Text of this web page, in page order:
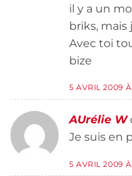
il y a un
briks, mais
Avec toi
bize
5 AVRIL 2009
AUrélie W
Je suis en
5 AVRIL 2009